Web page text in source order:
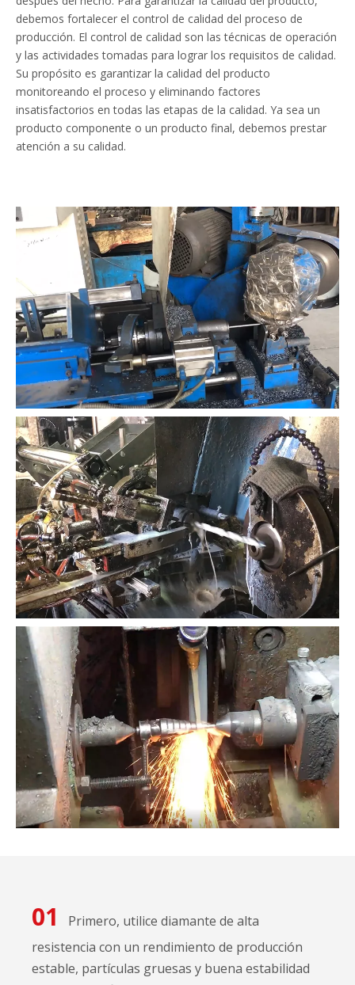
debemos fortalecer el control de calidad del proceso de
producción. El control de calidad son las técnicas de operación
y las actividades tomadas para lograr los requisitos de calidad.
Su propósito es garantizar la calidad del producto
monitoreando el proceso y eliminando factores
insatisfactorios en todas las etapas de la calidad. Ya sea un
producto componente o un producto final, debemos prestar
atención a su calidad.
01
Primero, utilice diamante de alta
resistencia con un rendimiento de producción
estable, partículas gruesas y buena estabilidad